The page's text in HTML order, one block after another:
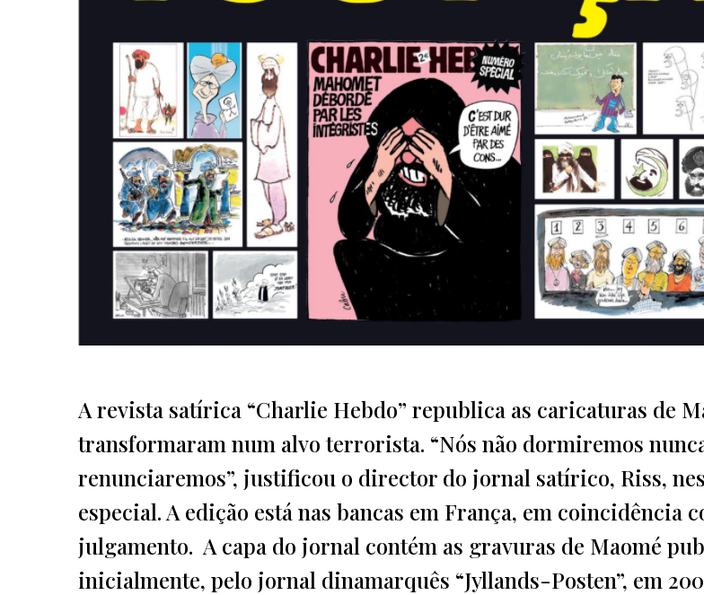
A revista satírica “Charlie Hebdo” republica as caricaturas de
transformaram num alvo terrorista. “Nós não dormiremos
renunciaremos”, justificou o director do jornal satírico, Riss,
especial. A edição está nas bancas em França, em coincidência
julgamento. A capa do jornal contém as gravuras de Maomé
inicialmente, pelo jornal dinamarquês “Jyllands-Posten”, em